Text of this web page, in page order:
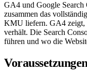
GA4 und Google Search
zusammen das
KMU liefern. GA4 zeigt,
verhält. Die Search
führen und wo die
Voraussetzungen